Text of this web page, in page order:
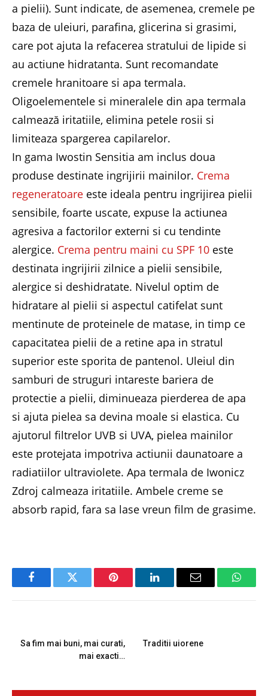
a pielii). Sunt indicate, de asemenea, cremele pe
baza de uleiuri, parafina, glicerina si grasimi,
care pot ajuta la refacerea stratului de lipide si
au actiune hidratanta. Sunt recomandate
cremele hranitoare si apa termala.
Oligoelementele si mineralele din apa termala
calmează iritatiile, elimina petele rosii si
limiteaza spargerea capilarelor.
In gama Iwostin Sensitia am inclus doua
produse destinate ingrijirii mainilor. Crema
regeneratoare este ideala pentru ingrijirea pielii
sensibile, foarte uscate, expuse la actiunea
agresiva a factorilor externi si cu tendinte
alergice. Crema pentru maini cu SPF 10 este
destinata ingrijirii zilnice a pielii sensibile,
alergice si deshidratate. Nivelul optim de
hidratare al pielii si aspectul catifelat sunt
mentinute de proteinele de matase, in timp ce
capacitatea pielii de a retine apa in stratul
superior este sporita de pantenol. Uleiul din
samburi de struguri intareste bariera de
protectie a pielii, diminueaza pierderea de apa
si ajuta pielea sa devina moale si elastica. Cu
ajutorul filtrelor UVB si UVA, pielea mainilor
este protejata impotriva actiunii daunatoare a
radiatiilor ultraviolete. Apa termala de Iwonicz
Zdroj calmeaza iritatiile. Ambele creme se
absorb rapid, fara sa lase vreun film de grasime.
FacebookTwitter Pinterest LinkedInEmail
Sa fim mai buni, mai curati,
mai exacti…
Traditii uiorene